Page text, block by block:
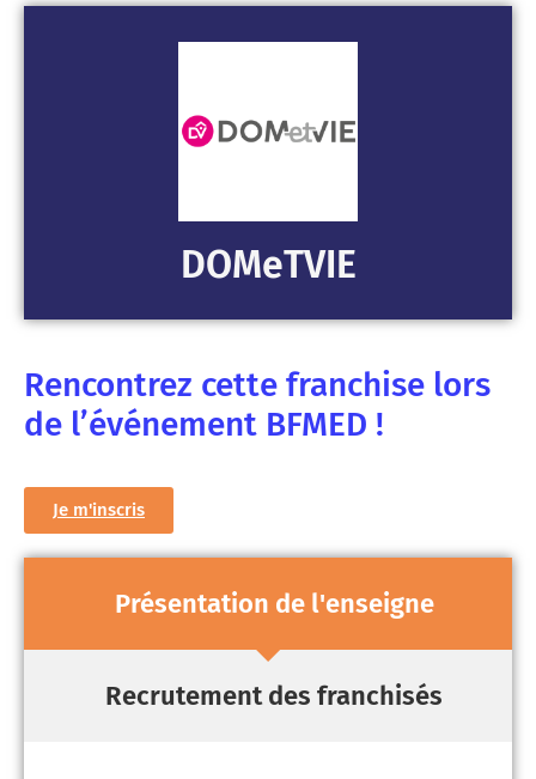
DOMeTVIE
Rencontrez cette franchise lors
de l’événement BFMED !
Je m'inscris
Présentation de l'enseigne
Recrutement des franchisés